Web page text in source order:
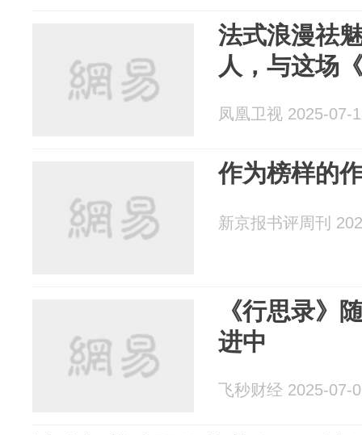
法式浪漫祛
人，与这场
凤凰卫视 2025-07-
作为榜样的
新京报书评周刊
《行思录
进中
飞秒财经 2025-07-